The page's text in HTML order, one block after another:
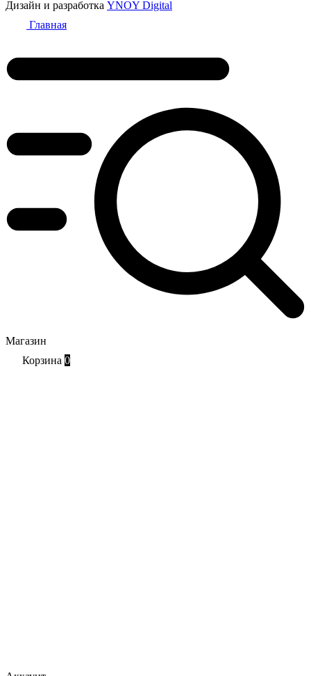
Дизайн и разработка YNOY Digital
Главная
Магазин
Корзина 0